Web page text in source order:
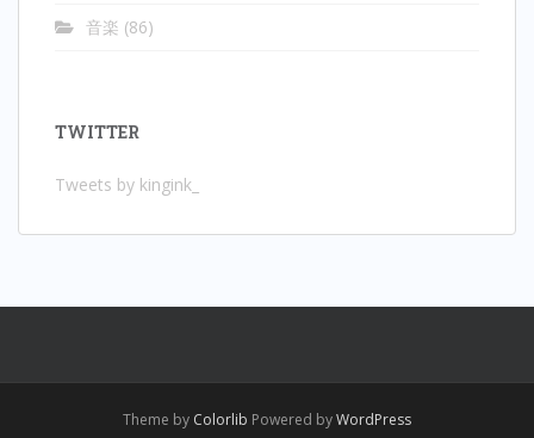
音楽 (86)
TWITTER
Tweets by kingink_
Theme by Colorlib Powered byWordPress